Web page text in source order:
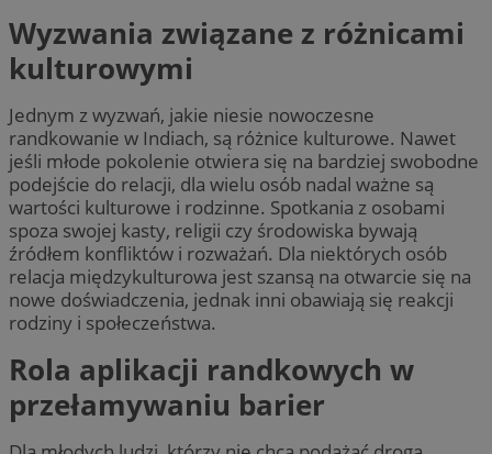
Wyzwania związane z różnicami
kulturowymi
Jednym z wyzwań, jakie niesie nowoczesne
randkowanie w Indiach, są różnice kulturowe. Nawet
jeśli młode pokolenie otwiera się na bardziej swobodne
podejście do relacji, dla wielu osób nadal ważne są
wartości kulturowe i rodzinne. Spotkania z osobami
spoza swojej kasty, religii czy środowiska bywają
źródłem konfliktów i rozważań. Dla niektórych osób
relacja międzykulturowa jest szansą na otwarcie się na
nowe doświadczenia, jednak inni obawiają się reakcji
rodziny i społeczeństwa.
Rola aplikacji randkowych w
przełamywaniu barier